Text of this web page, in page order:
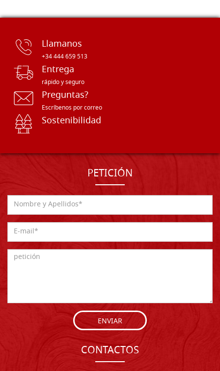
Llamanos
+34 444 659 513
Entrega
rápido y seguro
Preguntas?
Escríbenos por correo
Sostenibilidad
PETICIÓN
ENVIAR
CONTACTOS